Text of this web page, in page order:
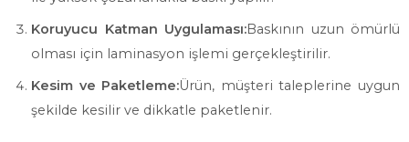
Koruyucu Katman Uygulaması:Baskının uzun ömürlü
olması için laminasyon işlemi gerçekleştirilir.
Kesim ve Paketleme:Ürün, müşteri taleplerine uygun
şekilde kesilir ve dikkatle paketlenir.